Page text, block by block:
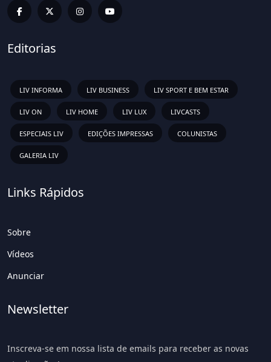
Editorias
LIV INFORMA LIV BUSINESS LIV SPORT E BEM ESTAR
LIV ON LIV HOME LIV LUX LIVCASTS
ESPECIAIS LIV EDIÇÕES IMPRESSAS COLUNISTAS
GALERIA LIV
Links Rápidos
Sobre
Vídeos
Anunciar
Newsletter
Inscreva-se em nossa lista de emails para receber as novas